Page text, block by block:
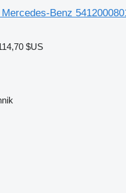
Benz
$US